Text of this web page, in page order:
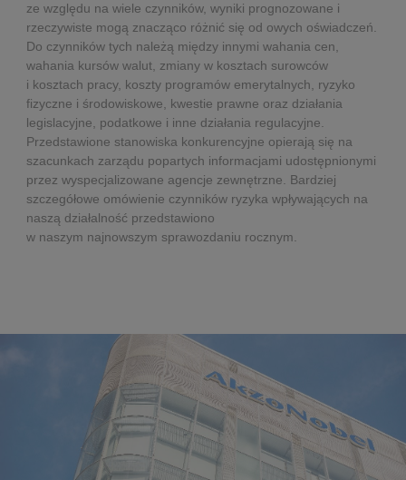
ze względu na wiele czynników, wyniki prognozowane i
rzeczywiste mogą znacząco różnić się od owych oświadczeń.
Do czynników tych należą między innymi wahania cen,
wahania kursów walut, zmiany w kosztach surowców
i kosztach pracy, koszty programów emerytalnych, ryzyko
fizyczne i środowiskowe, kwestie prawne oraz działania
legislacyjne, podatkowe i inne działania regulacyjne.
Przedstawione stanowiska konkurencyjne opierają się na
szacunkach zarządu popartych informacjami udostępnionymi
przez wyspecjalizowane agencje zewnętrzne. Bardziej
szczegółowe omówienie czynników ryzyka wpływających na
naszą działalność przedstawiono
w naszym najnowszym sprawozdaniu rocznym.